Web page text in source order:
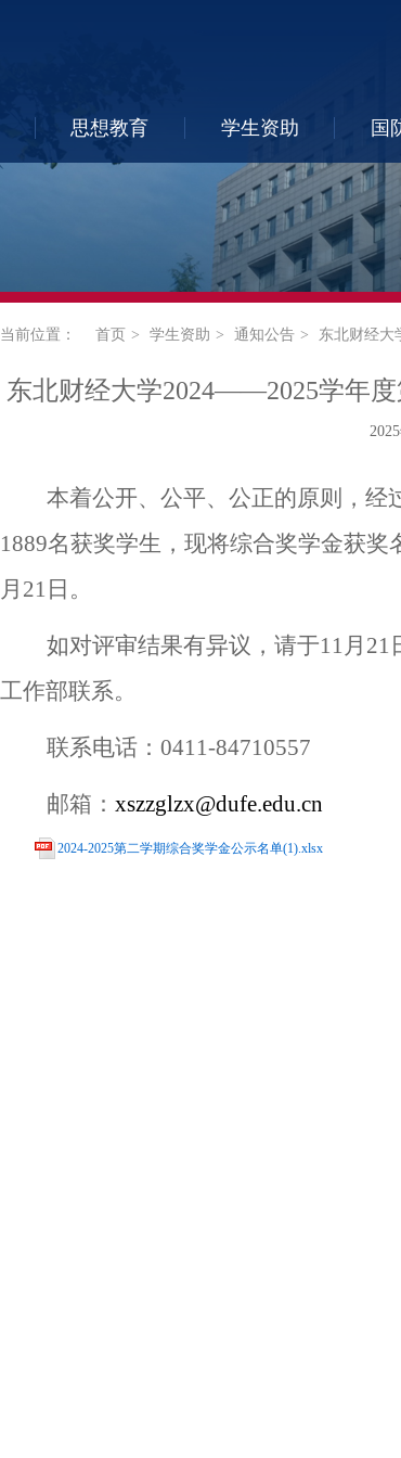
思想教育 学生资助 国
当前位置： 首页 学生资助 通知公告 东北财经大
东北财经大学2024——2025学年
本着公开、公平、公正的原则，经
1889名获奖学生，现将综合奖学金获
月21日。
如对评审结果有异议，请于11月
工作部联系。
联系电话：0411-84710557
邮箱： xszzglzx@dufe.edu.cn
2024-2025第二学期综合奖学金公示名单(1).xlsx